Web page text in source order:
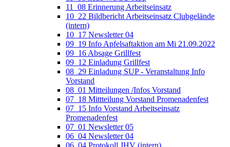
11_08 Erinnerung Arbeitseinsatz
10_22 Bildbericht Arbeitseinsatz Clubgelände
(intern)
10_17 Newsletter 04
09_19 Info Apfelsaftaktion am Mi 21.09.2022
09_16 Absage Grillfest
09_12 Einladung Grillfest
08_29 Einladung SUP - Veranstaltung Info
Vorstand
08_01 Mitteilungen /Infos Vorstand
07_18 Mittteilung Vorstand Promenadenfest
07_15 Info Vorstand Arbeitseinsatz
Promenadenfest
07_01 Newsletter 05
06_04 Newsletter 04